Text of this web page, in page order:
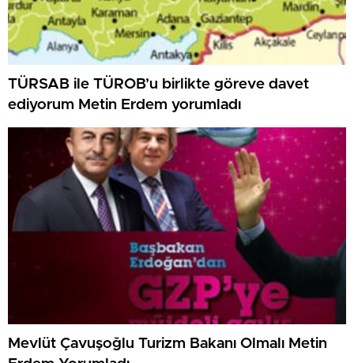
TÜRSAB ile TÜROB’u birlikte göreve davet
ediyorum Metin Erdem yorumladı
Mevlüt Çavuşoğlu Turizm Bakanı Olmalı Metin